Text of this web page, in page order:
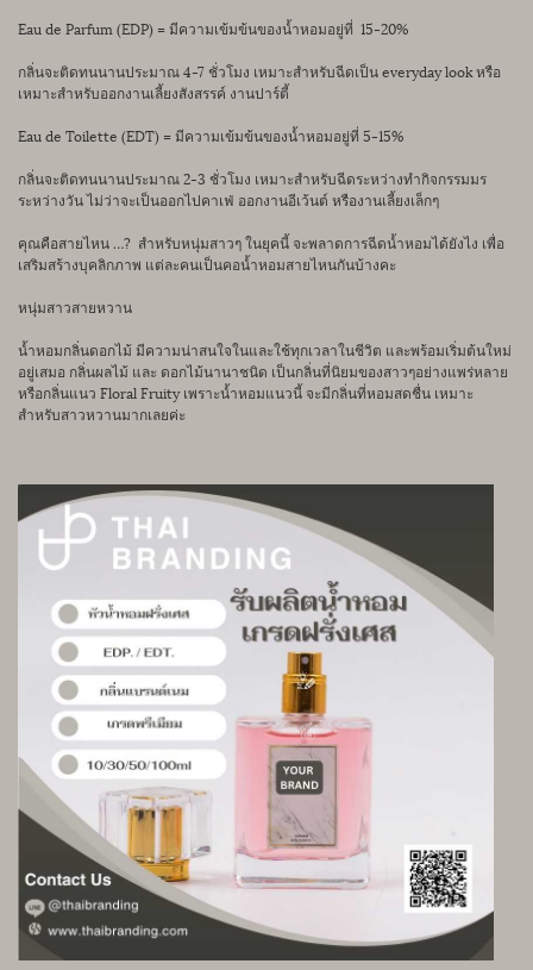
Eau de Parfum (EDP) = มีความเข้มข้นของน้ำหอมอยู่ที่ 15-20%
กลิ่นจะติดทนนานประมาณ 4-7 ชั่วโมง เหมาะสำหรับฉีดเป็น everyday look หรือ
เหมาะสำหรับออกงานเลี้ยงสังสรรค์ งานปาร์ตี้
Eau de Toilette (EDT) = มีความเข้มข้นของน้ำหอมอยู่ที่ 5-15%
กลิ่นจะติดทนนานประมาณ 2-3 ชั่วโมง เหมาะสำหรับฉีดระหว่างทำกิจกรรมมร
ระหว่างวัน ไม่ว่าจะเป็นออกไปคาเฟ่ ออกงานอีเว้นต์ หรืองานเลี้ยงเล็กๆ
คุณคือสายไหน …? สำหรับหนุ่มสาวๆ ในยุคนี้ จะพลาดการฉีดน้ำหอมได้ยังไง เพื่อ
เสริมสร้างบุคลิกภาพ แต่ละคนเป็นคอน้ำหอมสายไหนกันบ้างคะ
หนุ่มสาวสายหวาน
น้ำหอมกลิ่นดอกไม้ มีความน่าสนใจในและใช้ทุกเวลาในชีวิต และพร้อมเริ่มต้นใหม่
อยู่เสมอ กลิ่นผลไม้ และ ดอกไม้นานาชนิด เป็นกลิ่นที่นิยมของสาวๆอย่างแพร่หลาย
หรือกลิ่นแนว Floral Fruity เพราะน้ำหอมแนวนี้ จะมีกลิ่นที่หอมสดชื่น เหมาะ
สำหรับสาวหวานมากเลยค่ะ